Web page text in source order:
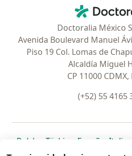
Doctoralia México
Avenida Boulevard Manuel
Piso 19 Col. Lomas de
Alcaldía Miguel
CP 11000
(+52) 55 4165
Polska se abre en una nueva
Türkiye se abre en
España se
Italia
Portugal
se abre en una
México se abre en
Chile seBrasil